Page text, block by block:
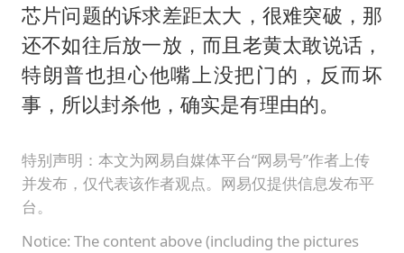
芯片问题的诉求差距太大，很难突破，那
还不如往后放一放，而且老黄太敢说话，
特朗普也担心他嘴上没把门的，反而坏
事，所以封杀他，确实是有理由的。
特别声明：本文为网易自媒体平台“网易号”作者上传
并发布，仅代表该作者观点。网易仅提供信息发布平
台。
Notice: The content above (including the pictures